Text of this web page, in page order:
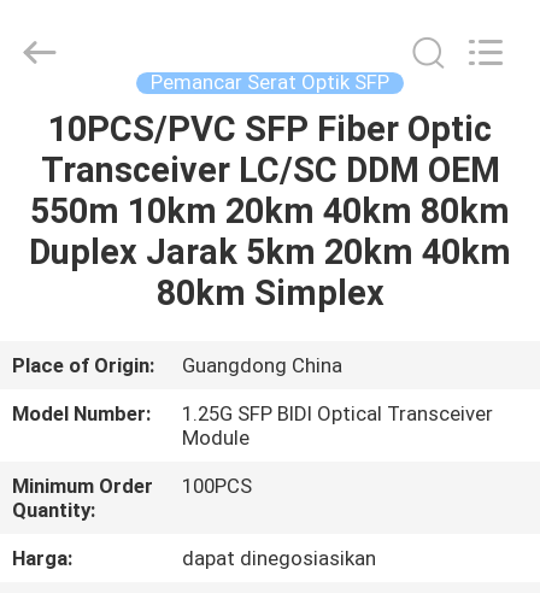
RUMAH
PRODUK
TENTANG
TUR
KONTROL
KUALITAS
Co.,Ltd..
Developed
Pemancar Serat Optik SFP
10PCS/PVC SFP Fiber Optic
Transceiver LC/SC DDM OEM
550m 10km 20km 40km 80km
Duplex Jarak 5km 20km 40km
80km Simplex
Place of Origin:
Guangdong China
Model Number:
1.25G SFP BIDI Optical Transceiver
Module
Minimum Order
Quantity:
100PCS
Harga:
dapat dinegosiasikan